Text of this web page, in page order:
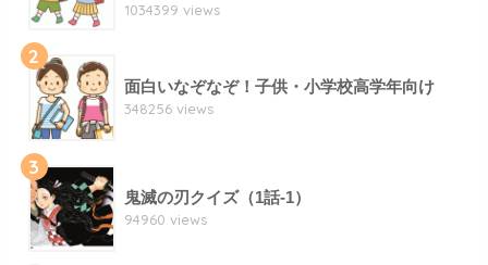
1034399 views
2
面白いなぞなぞ！子供・小学校高学年向け
348256 views
3
鬼滅の刃クイズ（1話-1）
94960 views